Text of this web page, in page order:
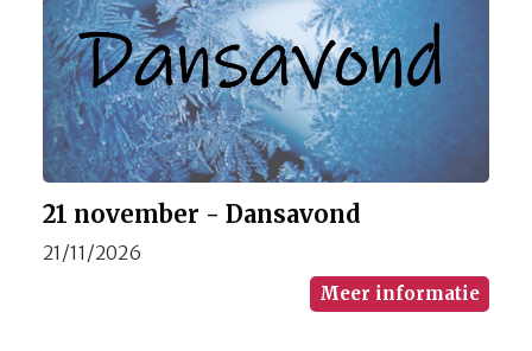
21 november - Dansavond
21/11/2026
Meer informatie